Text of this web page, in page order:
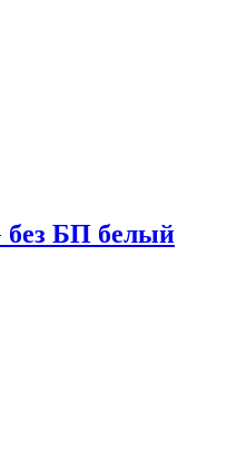
без БП белый